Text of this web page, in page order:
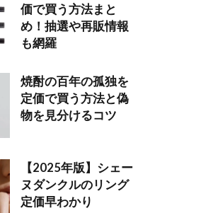
価で買う方法まと
め！抽選や再販情報
も網羅
焼酎の百年の孤独を
定価で買う方法と偽
物を見分けるコツ
【2025年版】シェー
ヌダンクルのリング
定価早わかり